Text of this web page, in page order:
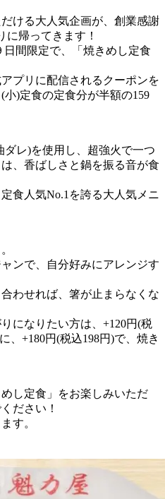
ける大人気企画が、創業感謝
に帰ってきます！
日間限定で、「焼きめし定食
プリに配信されるクーポンを
)定食の定食分が半額の159
レ)を使用し、超強火で一つ
、香ばしさと鍋を振る音が食
食人気No.1を誇る大人気メニ
ンで、自分好みにアレンジす
わせれば、箸が止まらなくな
になりたい方は、+120円(税
、+180円(税込198円)で、焼き
し定食」をお楽しみいただ
ださい！
す。